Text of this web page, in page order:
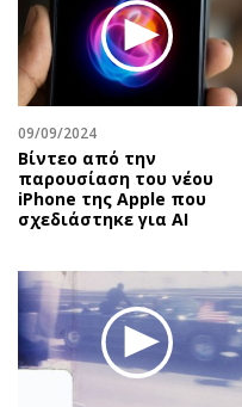
Επιχειρήσεις
Αγορές
Money Review
AstroBank Properties
Trends
Ενέργεια
Περιβάλλον
Ελλάδα
Κόσμος
Παράξενα
09/09/2024
Bίντεο από την
παρουσίαση του νέου
iPhone της Apple που
σχεδιάστηκε για AI